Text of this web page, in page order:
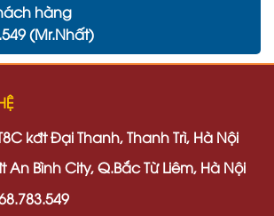
hàng
(Mr.Nhất)
kđt Đại Thanh, Thanh Trì, Hà Nội
An Bình City, Q.Bắc Từ Liêm, Hà Nội